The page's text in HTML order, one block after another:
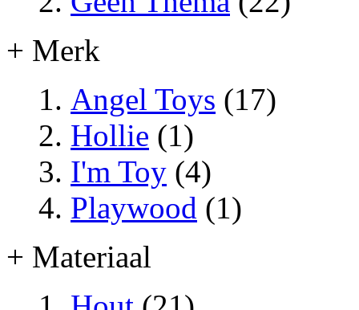
+ Merk
Angel Toys (17)
Hollie (1)
I'm Toy (4)
Playwood (1)
+ Materiaal